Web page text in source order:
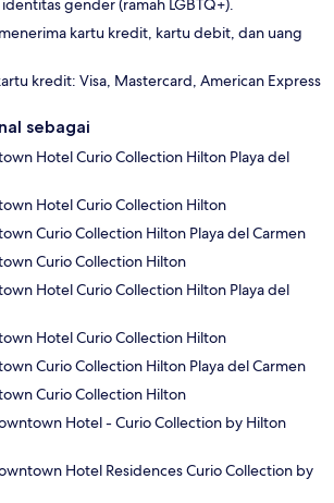
gender (ramah LGBTQ+).
kartu kredit, kartu debit, dan uang
kredit: Visa, Mastercard, American Express
sebagai
Hotel Curio Collection Hilton Playa del
Hotel Curio Collection Hilton
Curio Collection Hilton Playa del Carmen
Curio Collection Hilton
Hotel Curio Collection Hilton Playa del
Hotel Curio Collection Hilton
Curio Collection Hilton Playa del Carmen
Curio Collection Hilton
Hotel - Curio Collection by Hilton
Hotel Residences Curio Collection by